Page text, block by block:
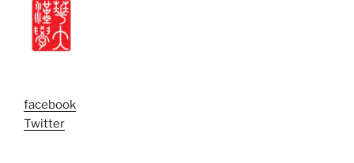
facebook
Twitter